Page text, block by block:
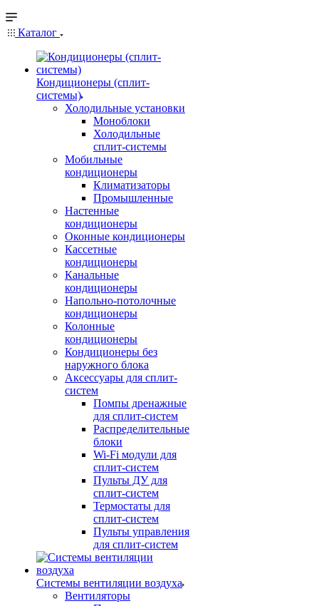
Каталог
Кондиционеры (сплит-
системы)
Холодильные установки
Моноблоки
Холодильные
сплит-системы
Мобильные
кондиционеры
Климатизаторы
Промышленные
Настенные
кондиционеры
Оконные кондиционеры
Кассетные
кондиционеры
Канальные
кондиционеры
Напольно-потолочные
кондиционеры
Колонные
кондиционеры
Кондиционеры без
наружного блока
Аксессуары для сплит-
систем
Помпы дренажные
для сплит-систем
Распределительные
блоки
Wi-Fi модули для
сплит-систем
Пульты ДУ для
сплит-систем
Термостаты для
сплит-систем
Пульты управления
для сплит-систем
Системы вентиляции воздуха
Вентиляторы